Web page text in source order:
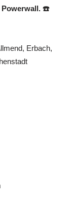
Powerwall. ☎️